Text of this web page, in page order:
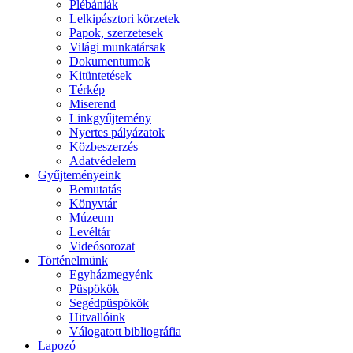
Plébániák
Lelkipásztori körzetek
Papok, szerzetesek
Világi munkatársak
Dokumentumok
Kitüntetések
Térkép
Miserend
Linkgyűjtemény
Nyertes pályázatok
Közbeszerzés
Adatvédelem
Gyűjteményeink
Bemutatás
Könyvtár
Múzeum
Levéltár
Videósorozat
Történelmünk
Egyházmegyénk
Püspökök
Segédpüspökök
Hitvallóink
Válogatott bibliográfia
Lapozó